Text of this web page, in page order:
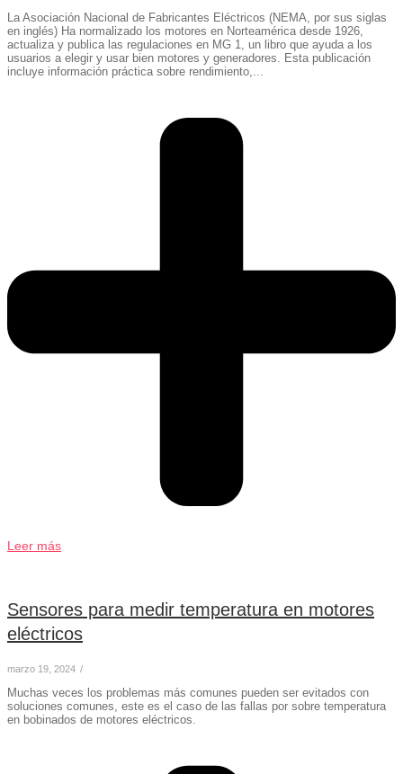
La Asociación Nacional de Fabricantes Eléctricos (NEMA, por sus siglas
en inglés) Ha normalizado los motores en Norteamérica desde 1926,
actualiza y publica las regulaciones en MG 1, un libro que ayuda a los
usuarios a elegir y usar bien motores y generadores. Esta publicación
incluye información práctica sobre rendimiento,...
Leer más
Sensores para medir temperatura en motores
eléctricos
marzo 19, 2024 /
Muchas veces los problemas más comunes pueden ser evitados con
soluciones comunes, este es el caso de las fallas por sobre temperatura
en bobinados de motores eléctricos.